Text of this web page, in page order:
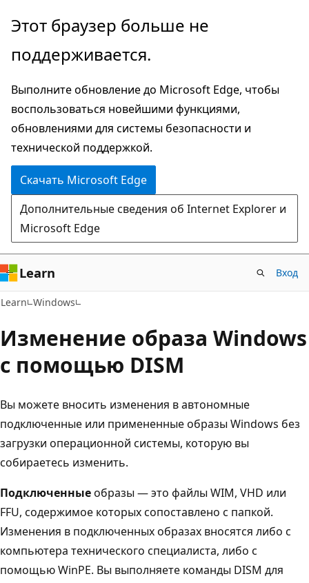
Пропустить
перейти
основному
содержимому
Этот браузер больше не
поддерживается.
Выполните обновление до Microsoft Edge, чтобы
воспользоваться новейшими функциями,
обновлениями для системы безопасности и
технической поддержкой.
Скачать Microsoft Edge
Дополнительные сведения об Internet Explorer и
Microsoft Edge
Learn Вход
Learn Windows
Изменение образа Windows
с помощью DISM
Вы можете вносить изменения в автономные
подключенные или примененные образы Windows без
загрузки операционной системы, которую вы
собираетесь изменить.
Подключенныеобразы — это файлы WIM, VHD или
FFU, содержимое которых сопоставлено с папкой.
Изменения в подключенных образах вносятся либо с
компьютера технического специалиста, либо с
помощью WinPE. Вы выполняете команды DISM для